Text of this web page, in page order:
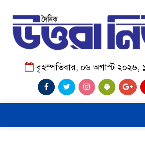
বৃহস্পতিবার, ০৬ অগাস্ট ২০২৬,